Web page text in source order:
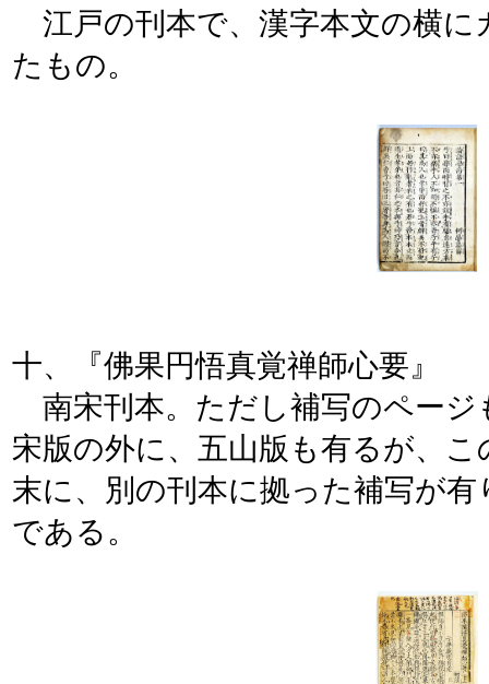
江戸の刊本で、漢字本文の横に
たもの。
十、『佛果円悟真覚禅師心要』
南宋刊本。ただし補写のページ
宋版の外に、五山版も有るが、
末に、別の刊本に拠った補写が
である。